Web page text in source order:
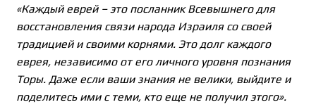
«Каждый еврей – это посланник Всевышнего для
восстановления связи народа Израиля со своей
традицией и своими корнями. Это долг каждого
еврея, независимо от его личного уровня познания
Торы. Даже если ваши знания не велики, выйдите и
поделитесь ими с теми, кто еще не получил этого».